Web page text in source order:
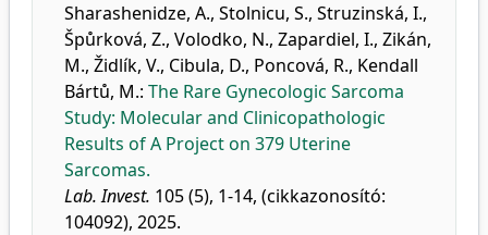
Sharashenidze, A., Stolnicu, S., Struzinská, I.,
Špůrková, Z., Volodko, N., Zapardiel, I., Zikán,
M., Židlík, V., Cibula, D., Poncová, R., Kendall
Bártů, M.: The Rare Gynecologic Sarcoma
Study: Molecular and Clinicopathologic
Results of A Project on 379 Uterine
Sarcomas.
Lab. Invest. 105 (5), 1-14, (cikkazonosító:
104092), 2025.